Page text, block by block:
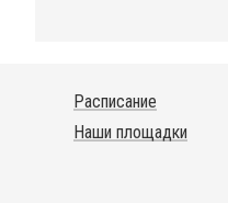
Расписание
Наши площадки